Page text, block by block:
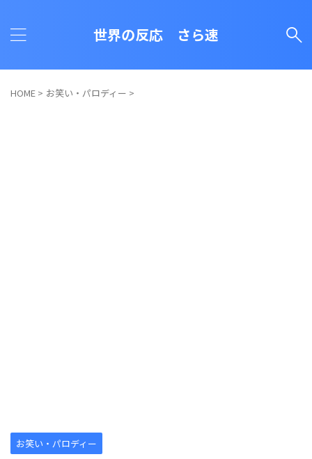
世界の反応 さら速
HOME > お笑い・パロディー >
お笑い・パロディー